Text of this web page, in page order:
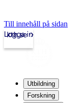
Till innehåll på sidan
kth.se
Logga in
Utbildning
Forskning